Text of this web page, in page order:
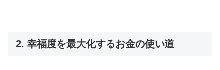
2. 幸福度を最大化するお金の使い道